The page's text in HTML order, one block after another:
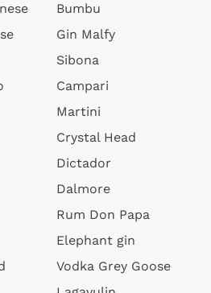
Bumbu
Gin Malfy
Sibona
Campari
Martini
Crystal Head
Dictador
Dalmore
Rum Don Papa
Elephant gin
Vodka Grey Goose